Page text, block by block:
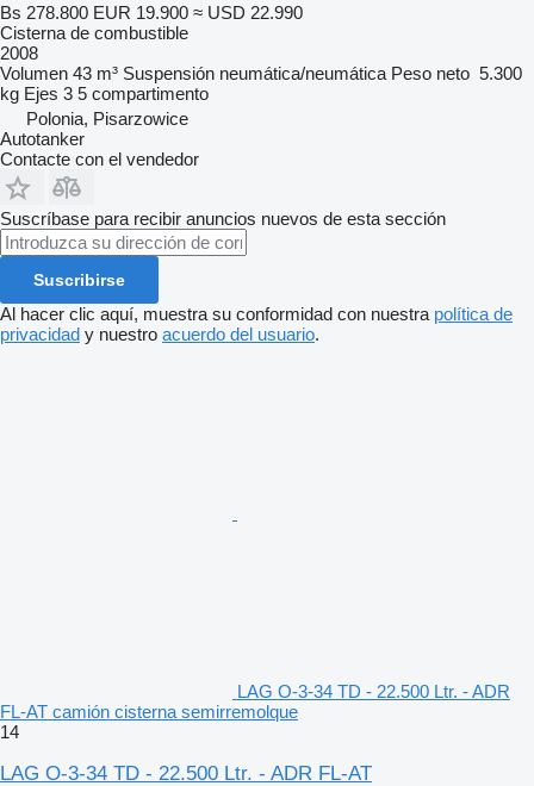
Bs 278.800 EUR 19.900 ≈ USD 22.990
Cisterna de combustible
2008
Volumen 43 m³ Suspensión neumática/neumática Peso neto 5.300
kg Ejes 3 5 compartimento
Polonia, Pisarzowice
Autotanker
Contacte con el vendedor
Suscríbase para recibir anuncios nuevos de esta sección
Suscribirse
Al hacer clic aquí, muestra su conformidad con nuestra política de
privacidad y nuestro acuerdo del usuario.
LAG O-3-34 TD - 22.500 Ltr. - ADR
FL-AT camión cisterna semirremolque
14
LAG O-3-34 TD - 22.500 Ltr. - ADR FL-AT